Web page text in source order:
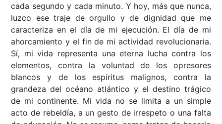
cada segundo y cada minuto. Y hoy, más que nunca,
luzco ese traje de orgullo y de dignidad que me
caracteriza en el día de mi ejecución. El día de mi
ahorcamiento y el fin de mi actividad revolucionaria.
Sí, mi vida representa una eterna lucha contra los
elementos, contra la voluntad de los opresores
blancos y de los espíritus malignos, contra la
grandeza del océano atlántico y el destino trágico
de mi continente. Mi vida no se limita a un simple
acto de rebeldía, a un gesto de irrespeto o una falta